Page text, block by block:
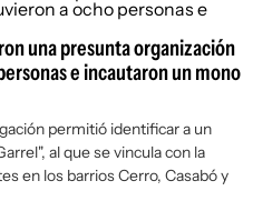
una presunta organización
e incautaron un mono
permitió identificar a un
al que se vincula con la
en los barrios Cerro, Casabó y